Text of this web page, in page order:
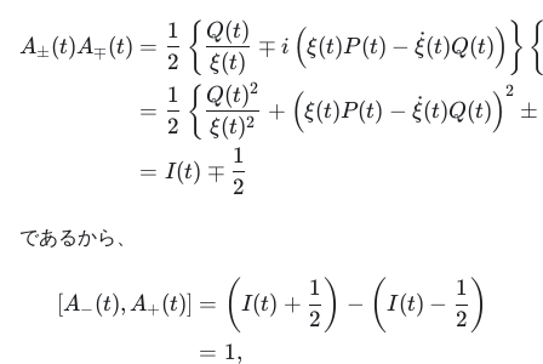
\begin{aligned}
A±(t)A∓(t) =
2
1 { ξ(t)
Q(t)
∓ i (ξ(t)P(t) − ξ˙(t)Q(t)) }
=
2
1 { ξ(t)2
Q(t)2
+ (ξ(t)P(t) − ξ˙(t)Q(t))2
±
= I(t) ∓
2
1
であるから、
\begin{aligned} \left[
[A−(t), A+(t)] = ( I(t) +
2
1 ) − (I(t) −
2
1 )
= 1,